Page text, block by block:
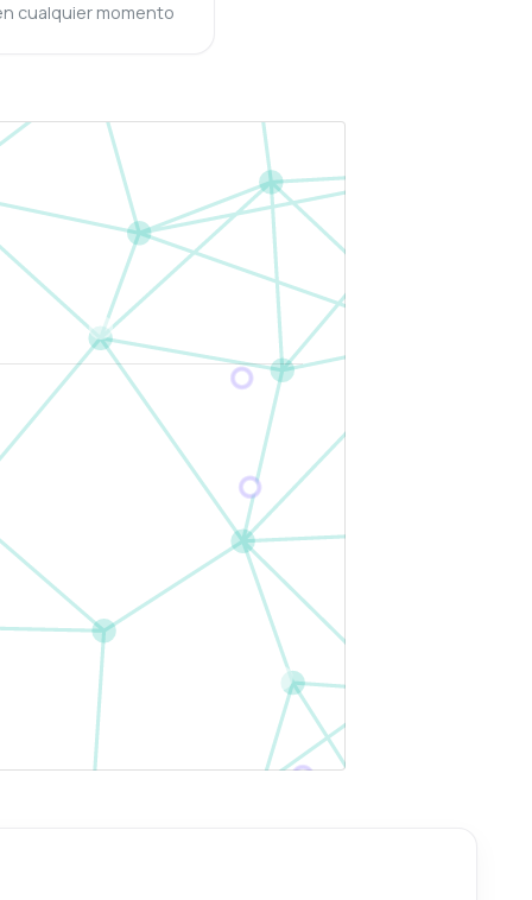
cualquier momento